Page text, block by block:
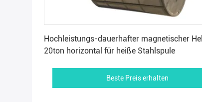
Hochleistungs-dauerhafter magnetischer
20ton horizontal für heiße Stahlspule
Beste Preis erhalten